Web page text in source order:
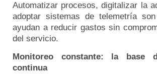
Automatizar procesos, digitalizar la
adoptar sistemas de telemetría
ayudan a reducir gastos sin
del servicio.
Monitoreo constante: la base
continua